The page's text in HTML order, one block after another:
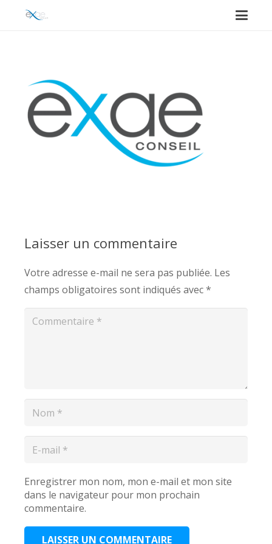
Laisser un commentaire
Votre adresse e-mail ne sera pas publiée. Les
champs obligatoires sont indiqués avec*
Enregistrer mon nom, mon e-mail et mon site
dans le navigateur pour mon prochain
commentaire.
LAISSER UN COMMENTAIRE